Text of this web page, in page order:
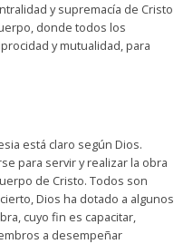
y supremacía de Cristo
donde todos los
y mutualidad, para
está claro según Dios.
para servir y realizar la obra
de Cristo. Todos son
Dios ha dotado a algunos
cuyo fin es capacitar,
a desempeñar